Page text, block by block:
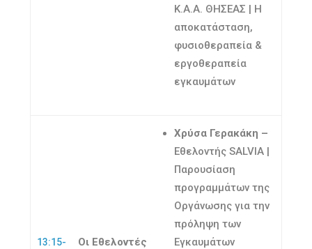
K.A.A. ΘΗΣΕΑΣ | Η
αποκατάσταση,
φυσιοθεραπεία &
εργοθεραπεία
εγκαυμάτων
13:15-
Οι Εθελοντές
Χρύσα Γερακάκη –
Εθελοντής SALVIA |
Παρουσίαση
προγραμμάτων της
Οργάνωσης για την
πρόληψη των
Εγκαυμάτων